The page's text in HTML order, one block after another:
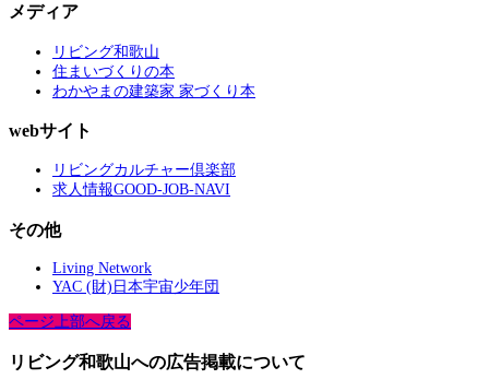
メディア
リビング和歌山
住まいづくりの本
わかやまの建築家 家づくり本
webサイト
リビングカルチャー倶楽部
求人情報GOOD-JOB-NAVI
その他
Living Network
YAC (財)日本宇宙少年団
ページ上部へ戻る
リビング和歌山への広告掲載について